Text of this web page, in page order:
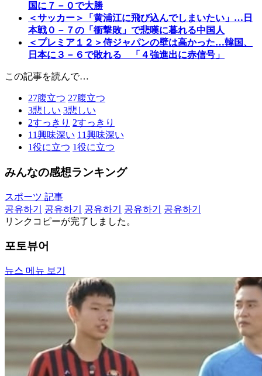
国に７－０で大勝
＜サッカー＞「黄浦江に飛び込んでしまいたい」…日
本戦０－７の「衝撃敗」で悲嘆に暮れる中国人
＜プレミア１２＞侍ジャパンの壁は高かった…韓国、
日本に３－６で敗れる 「４強進出に赤信号」
この記事を読んで…
27腹立つ 27腹立つ
3悲しい 3悲しい
2すっきり 2すっきり
11興味深い 11興味深い
1役に立つ 1役に立つ
みんなの感想ランキング
スポーツ 記事
공유하기
공유하기 공유하기 공유하기
공유하기
リンクコピーが完了しました。
포토뷰어
뉴스 메뉴 보기